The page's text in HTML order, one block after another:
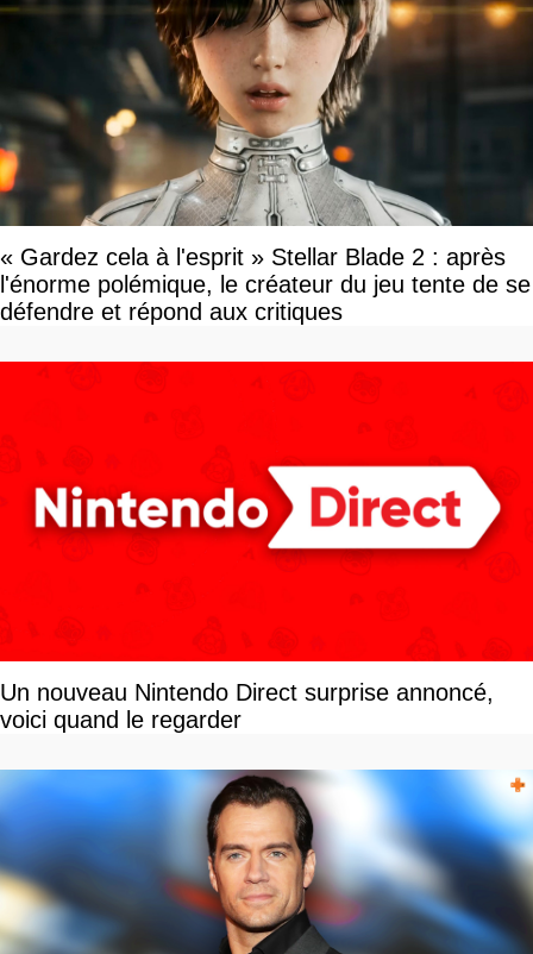
« Gardez cela à l'esprit » Stellar Blade 2 : après
l'énorme polémique, le créateur du jeu tente de se
défendre et répond aux critiques
Un nouveau Nintendo Direct surprise annoncé,
voici quand le regarder